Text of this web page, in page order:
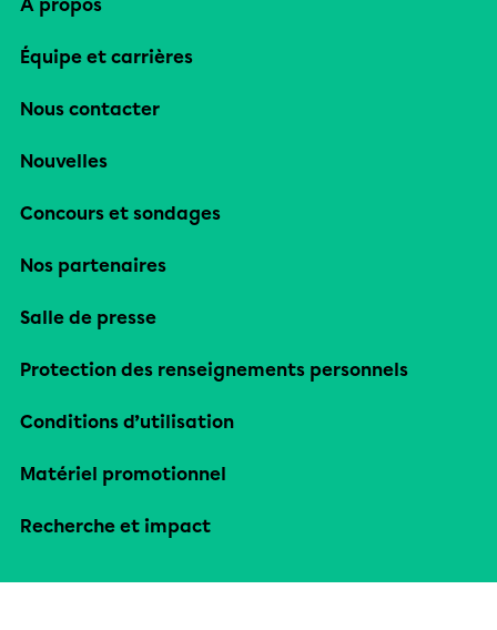
À propos
Équipe et carrières
Nous contacter
Nouvelles
Concours et sondages
Nos partenaires
Salle de presse
Protection des renseignements personnels
Conditions d’utilisation
Matériel promotionnel
Recherche et impact